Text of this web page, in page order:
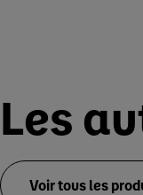
Les
Voir tous les